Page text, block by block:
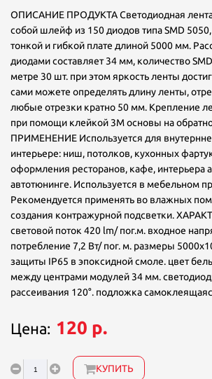
ОПИСАНИЕ ПРОДУКТА Светодиодная лента
собой шлейф из 150 диодов типа SMD
тонкой и гибкой плате длиной 5000 мм.
диодами составляет 34 мм, количество
метре 30 шт. при этом яркость ленты
сами можете определять длину ленты,
любые отрезки кратно 50 мм. Крепление
при помощи клейкой 3М основы на
ПРИМЕНЕНИЕ Используется для
интерьере: ниш, потолков, кухонных
оформления ресторанов, кафе, интерьера
автотюнинге. Используется в мебельном
Рекомендуется применять во влажных
создания контражурной подсветки.
световой поток 420 lm/ пог.м. входное
потребление 7,2 Вт/ пог. м. размеры
защиты IP65 в эпоксидной смоле. цвет
между центрами модулей 34 мм.
рассеивания 120°. подложка
Цена: 120 р.
КУПИТЬ